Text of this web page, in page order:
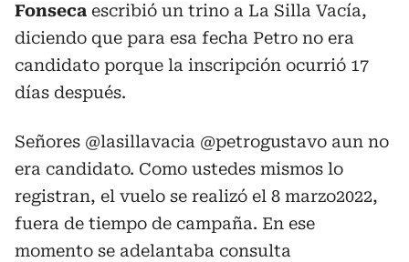
Fonseca escribió un trino a La Silla Vacía,
diciendo que para esa fecha Petro no era
candidato porque la inscripción ocurrió 17
días después.
Señores @lasillavacia @petrogustavo aun no
era candidato. Como ustedes mismos lo
registran, el vuelo se realizó el 8 marzo2022,
fuera de tiempo de campaña. En ese
momento se adelantaba consulta